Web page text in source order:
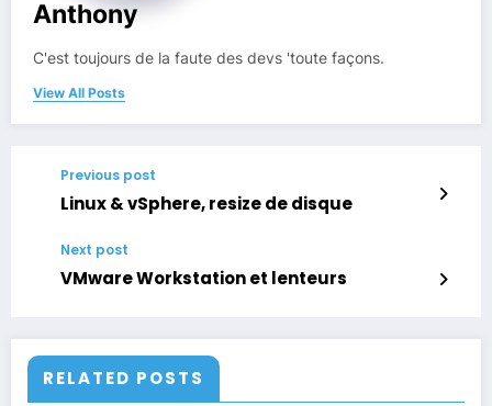
Anthony
C'est toujours de la faute des devs 'toute façons.
View All Posts
Previous post
Linux & vSphere, resize de disque
Next post
VMware Workstation et lenteurs
RELATED POSTS